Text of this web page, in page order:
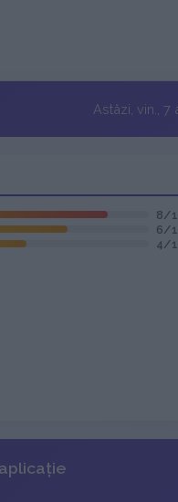
Astăzi, vin., 7
8/
6/
4/